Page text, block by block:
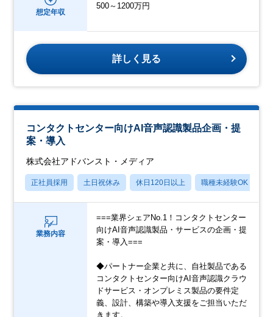
想定年収
500～1200万円
詳しく見る
コンタクトセンター向けAI音声認識製品企画・提
案・導入
株式会社アドバンスト・メディア
正社員採用 土日祝休み 休日120日以上 職種未経験OK
業務内容
===業界シェアNo.1！コンタクトセンター
向けAI音声認識製品・サービスの企画・提
案・導入===
◆パートナー企業と共に、自社製品である
コンタクトセンター向けAI音声認識クラウ
ドサービス・オンプレミス製品の要件定
義、設計、構築や導入支援をご担当いただ
きます。